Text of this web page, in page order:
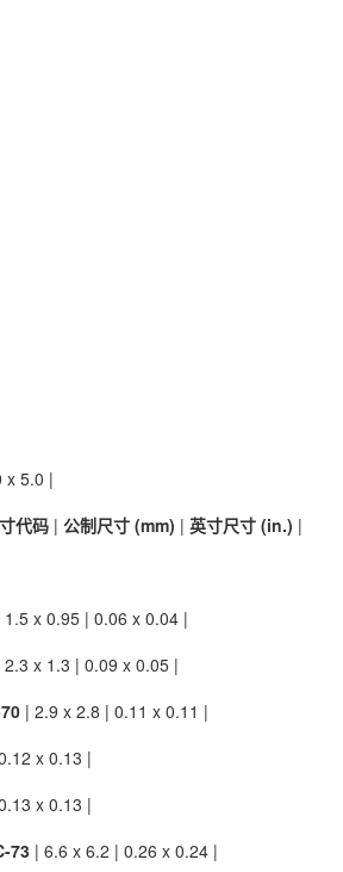
x 5.0 |
代码 | 公制尺寸 (mm) | 英寸尺寸 (in.) |
1.5 x 0.95 | 0.06 x 0.04 |
2.3 x 1.3 | 0.09 x 0.05 |
| 2.9 x 2.8 | 0.11 x 0.11 |
x 0.13 |
x 0.13 |
73 | 6.6 x 6.2 | 0.26 x 0.24 |